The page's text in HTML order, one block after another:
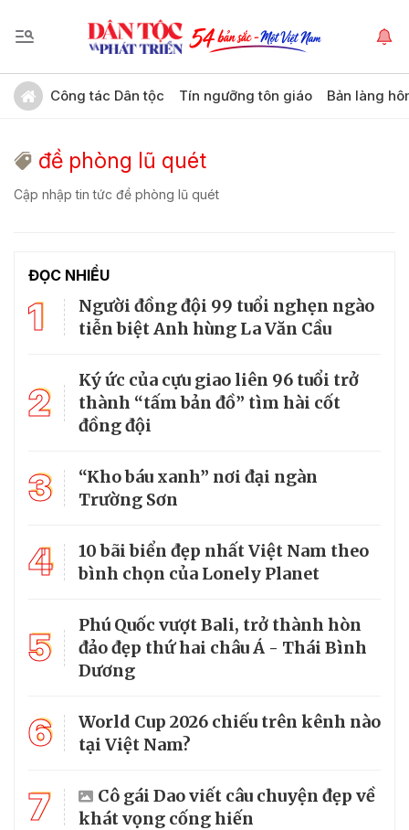
Công tác Dân tộc Tín ngưỡng tôn giáo Bản làng
đề phòng lũ quét
Cập nhập tin tức đề phòng lũ quét
ĐỌC NHIỀU
1
Người đồng đội 99 tuổi nghẹn ngào
tiễn biệt Anh hùng La Văn Cầu
2
Ký ức của cựu giao liên 96 tuổi trở
thành “tấm bản đồ” tìm hài cốt
đồng đội
3
“Kho báu xanh” nơi đại ngàn
Trường Sơn
4
10 bãi biển đẹp nhất Việt Nam theo
bình chọn của Lonely Planet
5
Phú Quốc vượt Bali, trở thành hòn
đảo đẹp thứ hai châu Á - Thái Bình
Dương
6
World Cup 2026 chiếu trên kênh nào
tại Việt Nam?
7
Cô gái Dao viết câu chuyện đẹp về
khát vọng cống hiến